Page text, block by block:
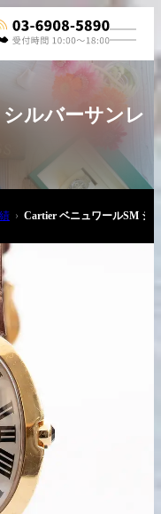
宅配買取の
お申込み
ルバーサンレ
Cartier ベニュワールSM シ